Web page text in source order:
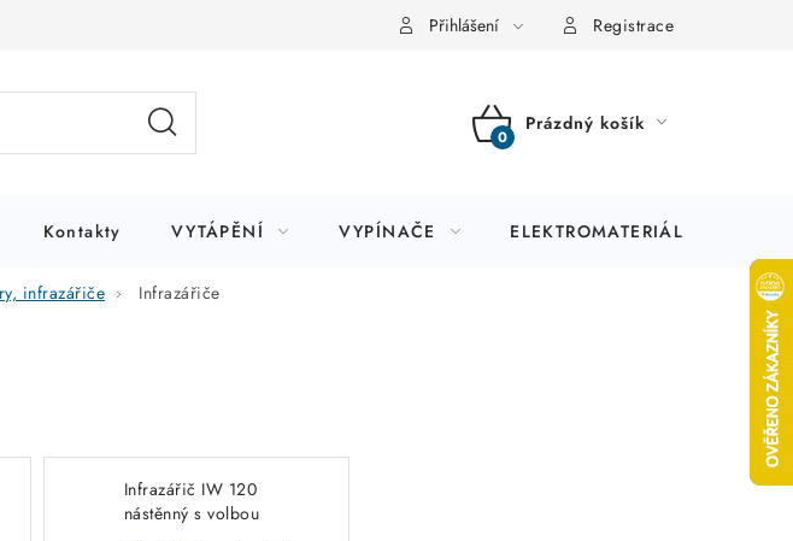
Přihlášení Registrace
NÁKUPNÍ
Prázdný košík
Kontakty VYTÁPĚNÍ VYPÍNAČE ELEKTROMATERIÁL
infrazářiče Infrazářiče
Infrazářič IW 120
nástěnný s volbou